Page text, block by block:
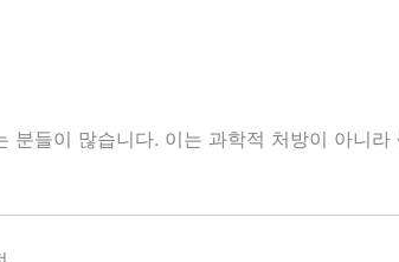
분들이 많습니다. 이는 과학적 처방이 아니라